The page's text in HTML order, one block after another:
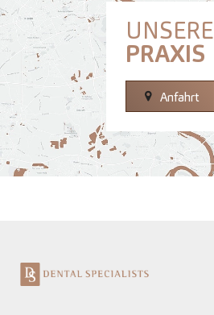
UNSERE
PRAXIS
Anfahrt